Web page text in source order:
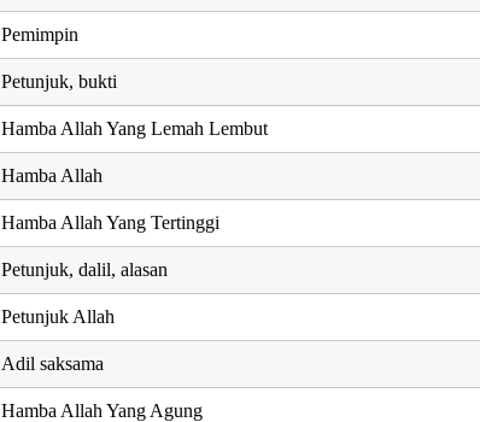
Pemimpin
Petunjuk, bukti
Hamba Allah Yang Lemah Lembut
Hamba Allah
Hamba Allah Yang Tertinggi
Petunjuk, dalil, alasan
Petunjuk Allah
Adil saksama
Hamba Allah Yang Agung